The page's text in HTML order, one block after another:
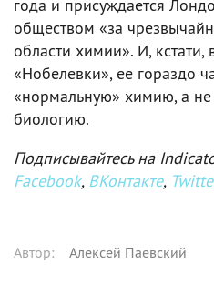
года и присуждается
обществом «за
области химии». И, кстати,
«Нобелевки», ее гораздо
«нормальную» химию, а
биологию.
Подписывайтесь на
Facebook, ВКонтакте,
Автор: Алексей Паевский